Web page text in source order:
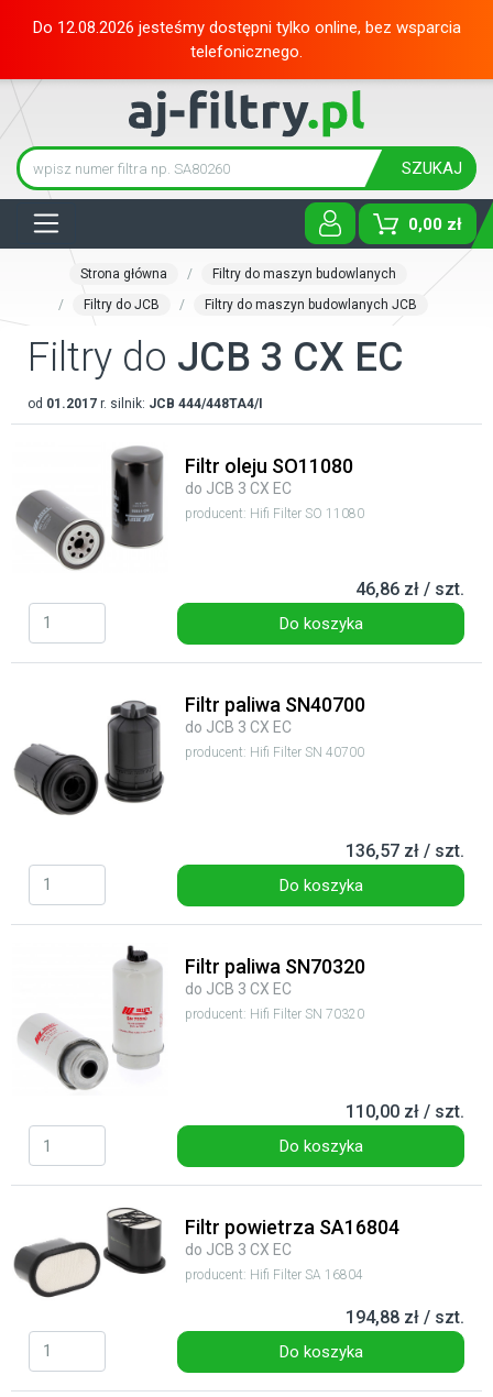
Do 12.08.2026 jesteśmy dostępni tylko online, bez wsparcia
telefonicznego.
SZUKAJ
0,00 zł
Strona główna
Filtry do maszyn budowlanych
Filtry do JCB
Filtry do maszyn budowlanych JCB
Filtry do JCB 3 CX EC
od 01.2017 r. silnik: JCB 444/448TA4/I
Filtr oleju SO11080
do JCB 3 CX EC
producent: Hifi Filter SO 11080
46,86 zł / szt.
Do koszyka
Filtr paliwa SN40700
do JCB 3 CX EC
producent: Hifi Filter SN 40700
136,57 zł / szt.
Do koszyka
Filtr paliwa SN70320
do JCB 3 CX EC
producent: Hifi Filter SN 70320
110,00 zł / szt.
Do koszyka
Filtr powietrza SA16804
do JCB 3 CX EC
producent: Hifi Filter SA 16804
194,88 zł / szt.
Do koszyka